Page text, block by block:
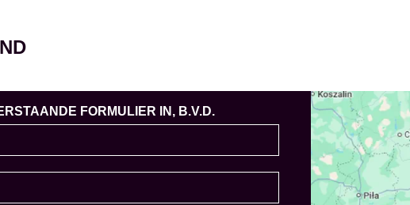
FORMULIER IN, B.V.D.